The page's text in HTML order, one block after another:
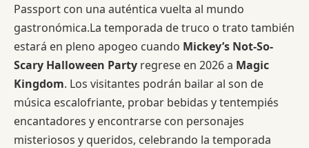
Passport con una auténtica vuelta al mundo
gastronómica.La temporada de truco o trato también
estará en pleno apogeo cuando Mickey’s Not-So-
Scary Halloween Party regrese en 2026 a Magic
Kingdom. Los visitantes podrán bailar al son de
música escalofriante, probar bebidas y tentempiés
encantadores y encontrarse con personajes
misteriosos y queridos, celebrando la temporada